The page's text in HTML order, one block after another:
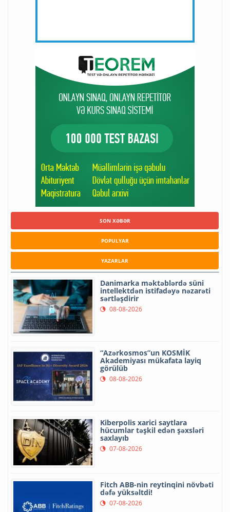
SON XƏBƏR
POPULYAR
YAZARLAR
Danimarka məktəblərdə süni
intellektdən istifadəyə nəzarəti
sərtləşdirir
08-08-2026
“Azərkosmos”un KOSMİK
Akademiyası mükafata layiq
görülüb
08-08-2026
Kiberpolis xarici saytlara
hücumlar təşkil edən şəxsləri
saxlayıb
07-08-2026
Fitch ABB-nin reytinqini növbəti
dəfə yüksəltdi!
07-08-2026